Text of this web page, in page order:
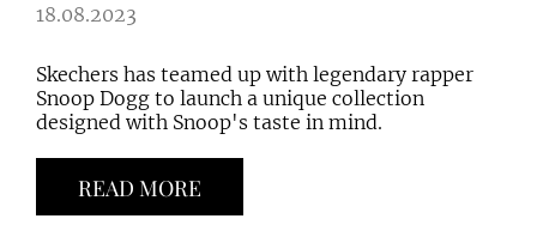
18.08.2023
Skechers has teamed up with legendary rapper
Snoop Dogg to launch a unique collection
designed with Snoop's taste in mind.
READ MORE